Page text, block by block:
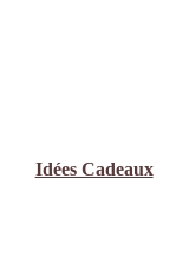
Idées Cadeaux